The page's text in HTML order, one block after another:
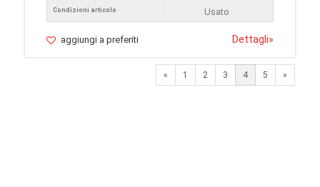
Condizioni articolo
Usato
aggiungi a preferiti Dettagli»
« Previous
1 2 3 4 5 »